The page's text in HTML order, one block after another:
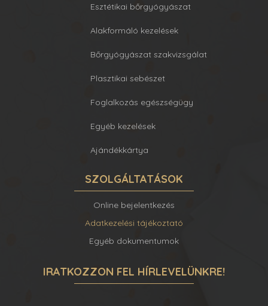
Esztétikai bőrgyógyászat
Alakformáló kezelések
Bőrgyógyászat szakvizsgálat
Plasztikai sebészet
Foglalkozás egészségügy
Egyéb kezelések
Ajándékkártya
SZOLGÁLTATÁSOK
Online bejelentkezés
Adatkezelési tájékoztató
Egyéb dokumentumok
IRATKOZZON FEL HÍRLEVELÜNKRE!